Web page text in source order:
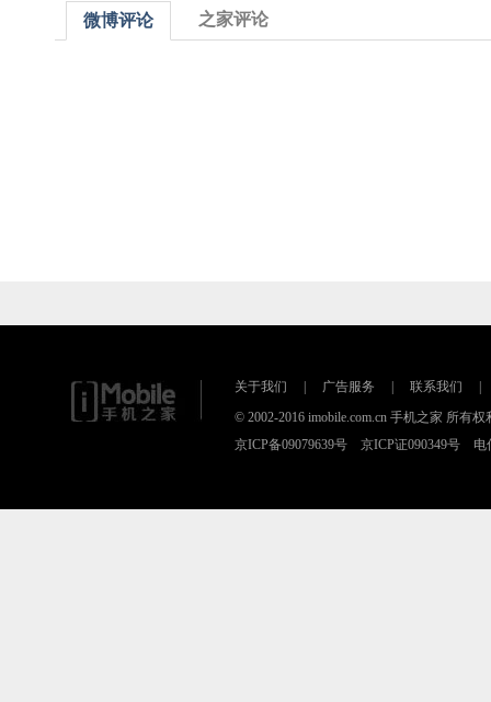
微博评论 之家评论
关于我们 广告服务 联系我们
© 2002-2016 imobile.com.cn 手机之家 所有
京ICP备09079639号 京ICP证090349号 电